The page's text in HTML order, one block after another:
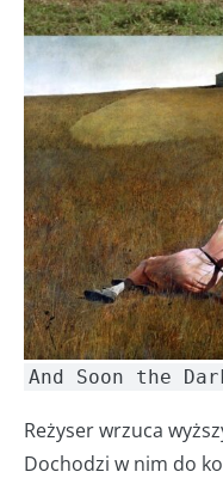
And Soon the
Reżyser wrzuca
Dochodzi w nim do